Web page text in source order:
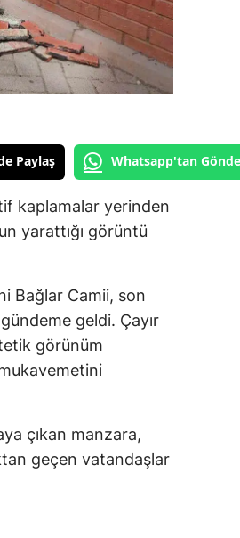
Paylaş Whatsapp'tan
kaplamalar yerinden
yarattığı görüntü
Bağlar Camii, son
geldi. Çayır
görünüm
çıkan manzara,
geçen vatandaşlar